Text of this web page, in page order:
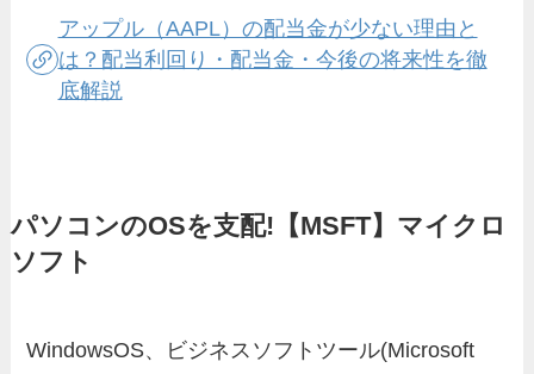
アップル（AAPL）の配当金が少ない理由と
は？配当利回り・配当金・今後の将来性を徹
底解説
パソコンのOSを支配!【MSFT】マイクロ
ソフト
WindowsOS、ビジネスソフトツール(Microsoft